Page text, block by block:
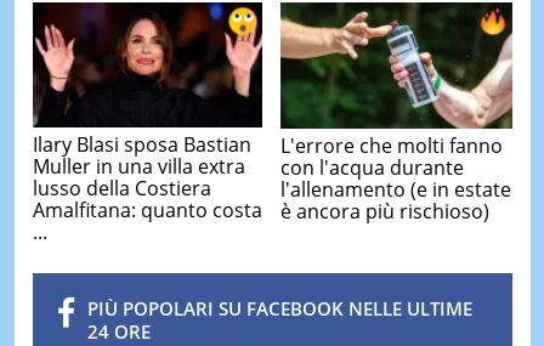
Ilary Blasi sposa Bastian
Muller in una villa extra
lusso della Costiera
Amalfitana: quanto costa
...
L'errore che molti fanno
con l'acqua durante
l'allenamento (e in estate
è ancora più rischioso)
PIÙ POPOLARI SU FACEBOOK NELLE ULTIME
24 ORE